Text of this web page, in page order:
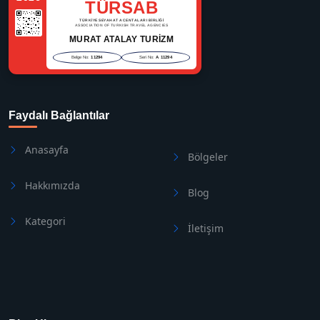
TÜRSAB
TÜRKİYE SEYAHAT ACENTALARI BİRLİĞİ
ASSOCIATION OF TURKISH TRAVEL AGENCIES
MURAT ATALAY TURİZM
Belge No: 11294 Seri No: A 11294
Faydalı Bağlantılar
Anasayfa
Hakkımızda
Kategori
Bölgeler
Blog
İletişim